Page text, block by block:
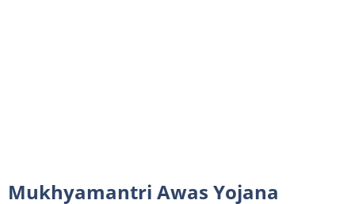
Mukhyamantri Awas Yojana